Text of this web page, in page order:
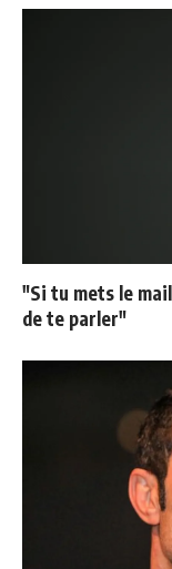
"Si tu mets le
de te parler"